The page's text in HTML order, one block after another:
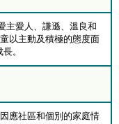
主愛人、謙遜、溫良和
以主動及積極的態度面
。
應社區和個別的家庭情